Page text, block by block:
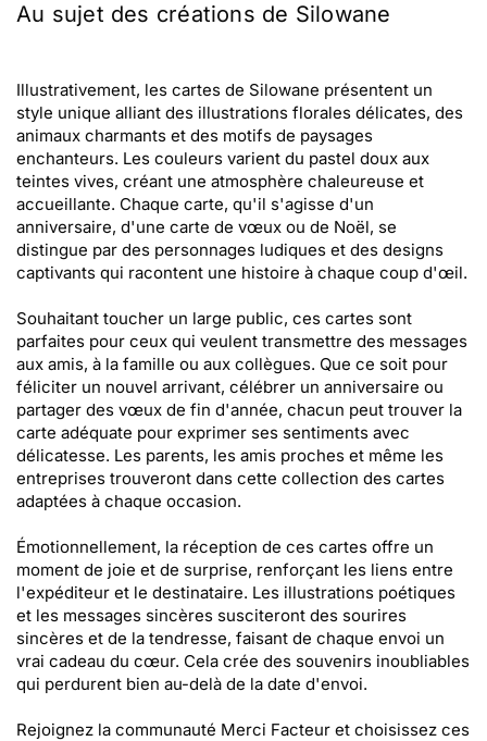
Au sujet des créations de Silowane
Illustrativement, les cartes de Silowane présentent un
style unique alliant des illustrations florales délicates, des
animaux charmants et des motifs de paysages
enchanteurs. Les couleurs varient du pastel doux aux
teintes vives, créant une atmosphère chaleureuse et
accueillante. Chaque carte, qu'il s'agisse d'un
anniversaire, d'une carte de vœux ou de Noël, se
distingue par des personnages ludiques et des designs
captivants qui racontent une histoire à chaque coup d'œil.
Souhaitant toucher un large public, ces cartes sont
parfaites pour ceux qui veulent transmettre des messages
aux amis, à la famille ou aux collègues. Que ce soit pour
féliciter un nouvel arrivant, célébrer un anniversaire ou
partager des vœux de fin d'année, chacun peut trouver la
carte adéquate pour exprimer ses sentiments avec
délicatesse. Les parents, les amis proches et même les
entreprises trouveront dans cette collection des cartes
adaptées à chaque occasion.
Émotionnellement, la réception de ces cartes offre un
moment de joie et de surprise, renforçant les liens entre
l'expéditeur et le destinataire. Les illustrations poétiques
et les messages sincères susciteront des sourires
sincères et de la tendresse, faisant de chaque envoi un
vrai cadeau du cœur. Cela crée des souvenirs inoubliables
qui perdurent bien au-delà de la date d'envoi.
Rejoignez la communauté Merci Facteur et choisissez ces